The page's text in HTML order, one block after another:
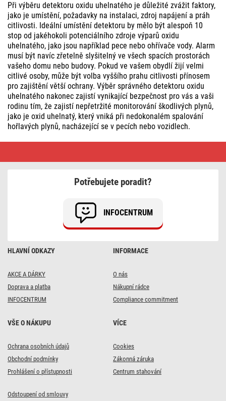
Při výběru detektoru oxidu uhelnatého je důležité zvážit faktory,
jako je umístění, požadavky na instalaci, zdroj napájení a práh
citlivosti. Ideální umístění detektoru by mělo být alespoň 10
stop od jakéhokoli potenciálního zdroje výparů oxidu
uhelnatého, jako jsou například pece nebo ohřívače vody. Alarm
musí být navíc zřetelně slyšitelný ve všech spacích prostorách
vašeho domu nebo budovy. Pokud ve vašem obydlí žijí velmi
citlivé osoby, může být volba vyššího prahu citlivosti přínosem
pro zajištění větší ochrany. Výběr správného detektoru oxidu
uhelnatého nakonec zajistí vynikající bezpečnost pro vás a vaši
rodinu tím, že zajistí nepřetržité monitorování škodlivých plynů,
jako je oxid uhelnatý, který vniká při nedokonalém spalování
hořlavých plynů, nacházející se v pecích nebo vozidlech.
uhelnatého
HLAVNÍ ODKAZY
AKCE A DÁRKY
Doprava a platba
INFOCENTRUM
INFORMACE
O nás
Nákupní rádce
Compliance commitment
VŠE O NÁKUPU
Ochrana osobních údajů
Obchodní podmínky
Prohlášení o přístupnosti
VÍCE
Cookies
Zákonná záruka
Centrum stahování
Odstoupení od smlouvy
Potřebujete poradit?
INFOCENTRUM